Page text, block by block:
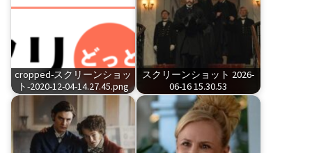
cropped-スクリーンショッ
ト-2020-12-04-14.27.45.png
スクリーンショット 2026-
06-16 15.30.53